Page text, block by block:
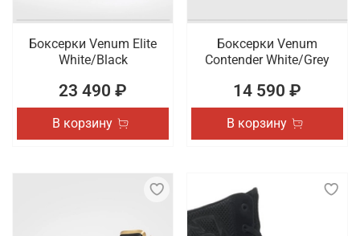
Боксерки Venum Elite
White/Black
23 490 ₽
В корзину
Боксерки Venum
Contender White/Grey
14 590 ₽
В корзину